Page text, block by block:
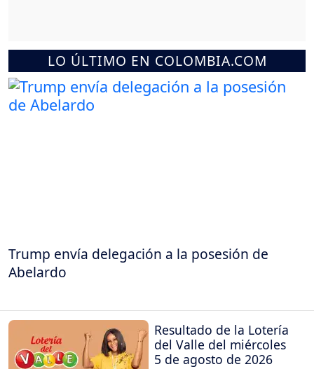
LO ÚLTIMO EN COLOMBIA.COM
Trump envía delegación a la posesión de
Abelardo
Resultado de la Lotería
del Valle del miércoles
5 de agosto de 2026